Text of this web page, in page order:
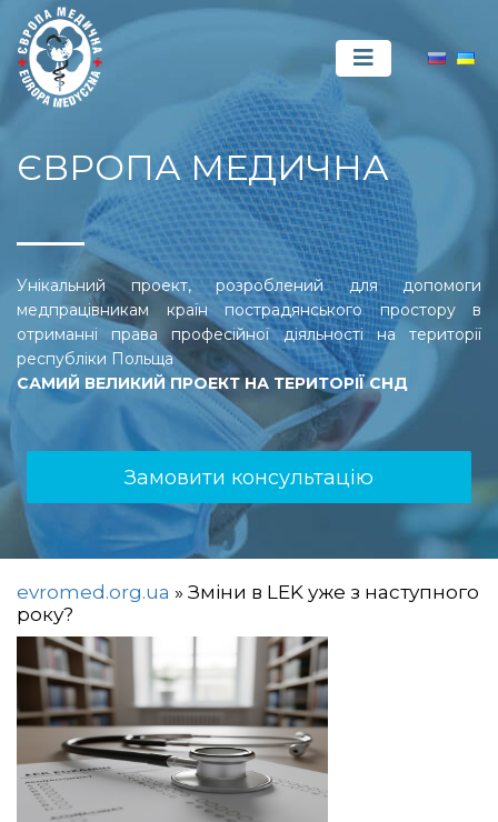
ЄВРОПА МЕДИЧНА
Унікальний проект, розроблений для допомоги
медпрацівникам країн пострадянського простору в
отриманні права професійної діяльності на території
республіки Польща
САМИЙ ВЕЛИКИЙ ПРОЕКТ НА ТЕРИТОРІЇ СНД
Замовити консультацію
evromed.org.ua » Зміни в LEK уже з наступного
року?